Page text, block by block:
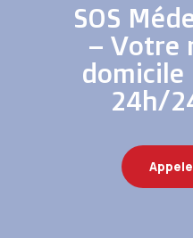
SOS
– Votre
24h/